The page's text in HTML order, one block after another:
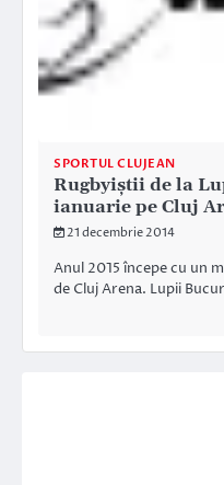
SPORTUL CLUJEAN
Rugbyiștii de la
ianuarie pe Cluj
21 decembrie 2014
Anul 2015 începe cu un
de Cluj Arena. Lupii